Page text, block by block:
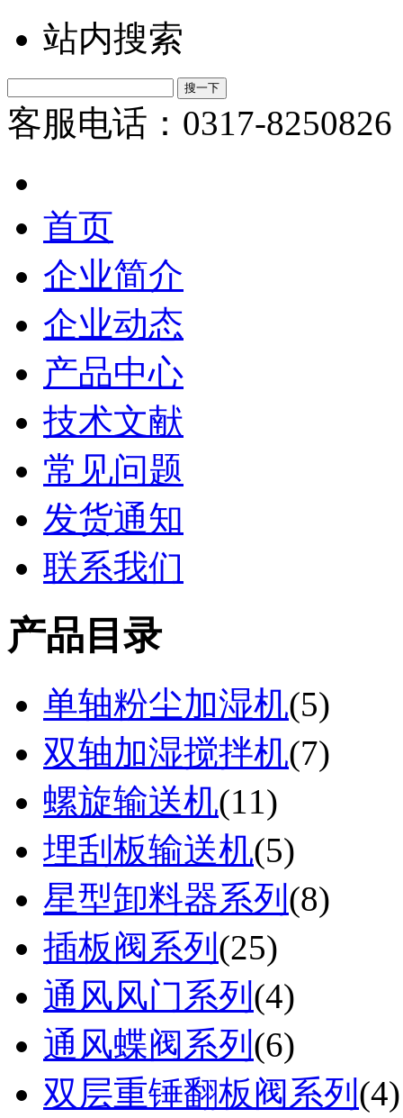
站内搜索
客服电话：0317-8250826
首页
企业简介
企业动态
产品中心
技术文献
常见问题
发货通知
联系我们
产品目录
单轴粉尘加湿机(5)
双轴加湿搅拌机(7)
螺旋输送机(11)
埋刮板输送机(5)
星型卸料器系列 (8)
插板阀系列 (25)
通风风门系列 (4)
通风蝶阀系列 (6)
双层重锤翻板阀系列 (4)